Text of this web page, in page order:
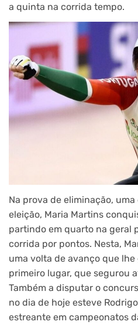
a quinta na corrida tempo.
Na prova de eliminação,
eleição, Maria Martins
partindo em quarto na geral
corrida por pontos. Nesta,
uma volta de avanço que
primeiro lugar, que segurou
Também a disputar o
no dia de hoje esteve
estreante em campeonatos